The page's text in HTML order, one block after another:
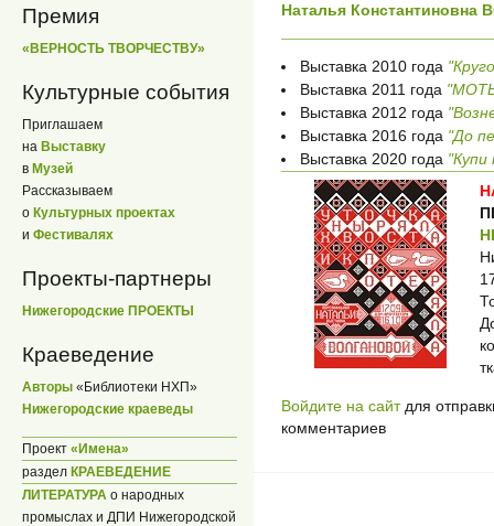
Премия
«ВЕРНОСТЬ ТВОРЧЕСТВУ»
Культурные события
Приглашаем
на Выставку
в Музей
Рассказываем
о Культурных проектах
и Фестивалях
Проекты-партнеры
Нижегородские ПРОЕКТЫ
Краеведение
Авторы «Библиотеки НХП»
Нижегородские краеведы
Проект «Имена»
раздел КРАЕВЕДЕНИЕ
ЛИТЕРАТУРА о народных
промыслах и ДПИ Нижегородской
Наталья Константиновна
Выставка 2010 года
Выставка 2011 года
Выставка 2012 года
Выставка 2016 года "До
Выставка 2020 года "Купи
Войдите на сайтдля
комментариев